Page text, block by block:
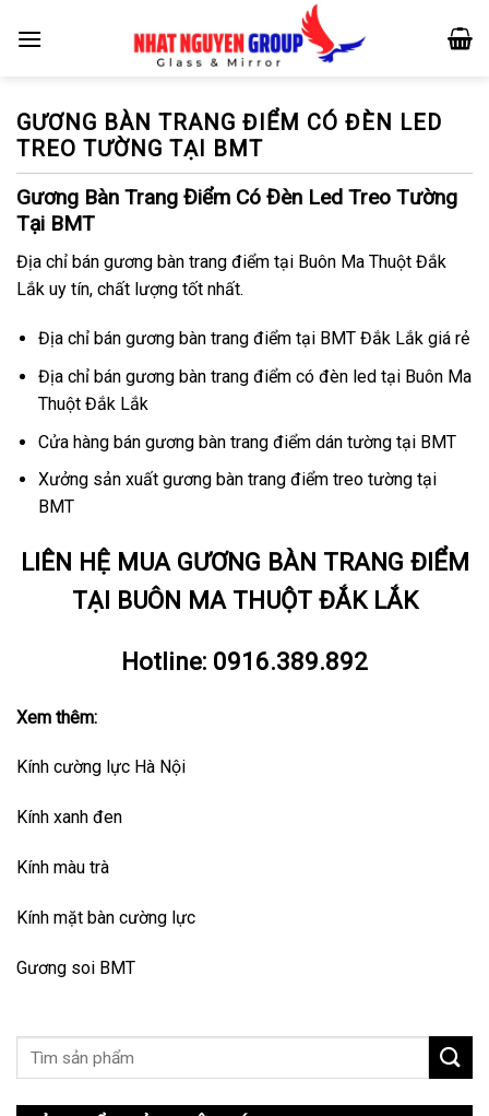
GƯƠNG BÀN TRANG ĐIỂM CÓ ĐÈN LED
TREO TƯỜNG TẠI BMT
Gương Bàn Trang Điểm Có Đèn Led Treo Tường
Tại BMT
Địa chỉ bán gương bàn trang điểm tại Buôn Ma Thuột Đắk
Lắk uy tín, chất lượng tốt nhất.
Địa chỉ bán gương bàn trang điểm tại BMT Đắk Lắk giá rẻ
Địa chỉ bán gương bàn trang điểm có đèn led tại Buôn Ma
Thuột Đắk Lắk
Cửa hàng bán gương bàn trang điểm dán tường tại BMT
Xưởng sản xuất gương bàn trang điểm treo tường tại
BMT
LIÊN HỆ MUA GƯƠNG BÀN TRANG ĐIỂM
TẠI BUÔN MA THUỘT ĐẮK LẮK
Hotline: 0916.389.892
Xem thêm:
Kính cường lực Hà Nội
Kính xanh đen
Kính màu trà
Kính mặt bàn cường lực
Gương soi BMT